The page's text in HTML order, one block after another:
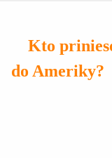
Kto
do Ameriky?